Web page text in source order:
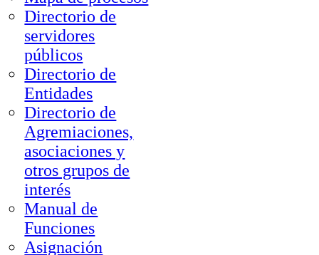
Directorio de
servidores
públicos
Directorio de
Entidades
Directorio de
Agremiaciones,
asociaciones y
otros grupos de
interés
Manual de
Funciones
Asignación